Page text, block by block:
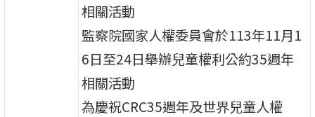
相關活動
監察院國家人權委員會於113年11月1
6日至24日舉辦兒童權利公約35週年
相關活動
為慶祝CRC35週年及世界兒童人權